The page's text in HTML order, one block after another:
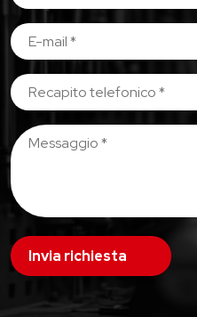
Invia richiesta